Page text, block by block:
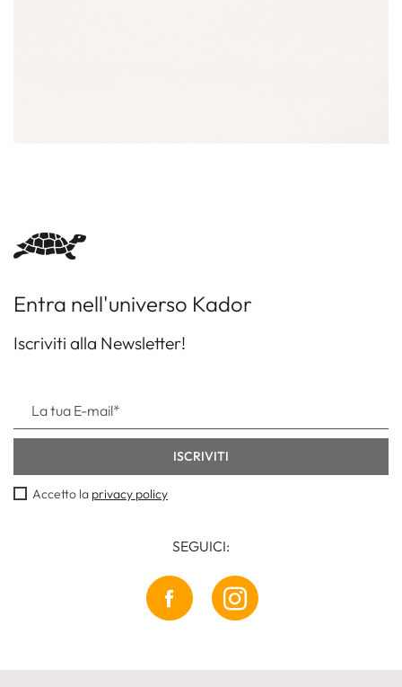
Entra nell'universo Kador
Iscriviti alla Newsletter!
Accetto la privacy policy
SEGUICI: